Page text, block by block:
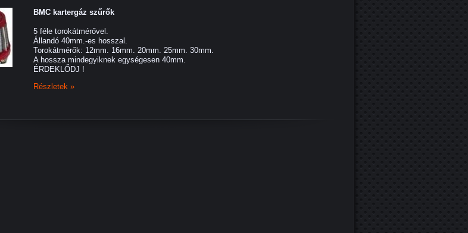
BMC kartergáz szűrők
5 féle torokátmérővel.
Állandó 40mm.-es hosszal.
Torokátmérők: 12mm. 16mm. 20mm. 25mm. 30mm.
A hossza mindegyiknek egységesen 40mm.
ÉRDEKLŐDJ !
Részletek »